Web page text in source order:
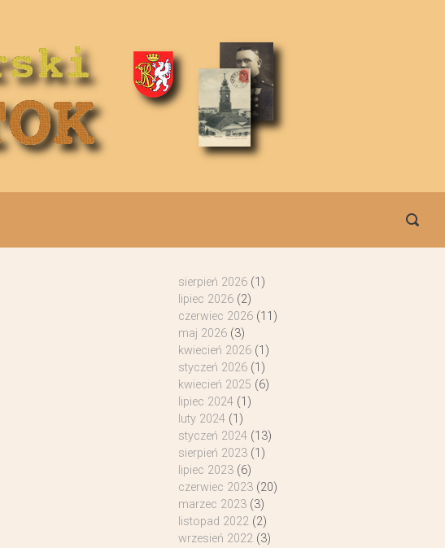
sierpień 2026(1)
lipiec 2026(2)
czerwiec 2026(11)
maj 2026(3)
kwiecień 2026(1)
styczeń 2026(1)
kwiecień 2025 (6)
lipiec 2024(1)
luty 2024(1)
styczeń 2024(13)
sierpień 2023(1)
lipiec 2023(6)
czerwiec 2023(20)
marzec 2023(3)
listopad 2022(2)
wrzesień 2022(3)